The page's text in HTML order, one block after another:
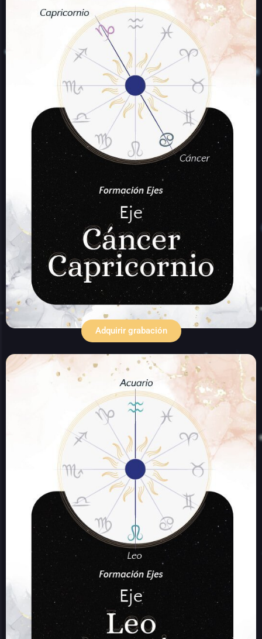
Adquirir grabación